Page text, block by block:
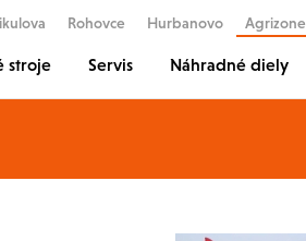
Rohovce Hurbanovo Agrizone
stroje Servis Náhradné diely